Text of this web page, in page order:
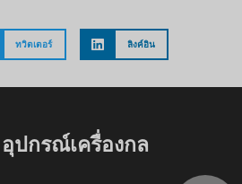
ทวิตเตอร์ ลิงค์อิน
ปกรณ์เครื่องกล